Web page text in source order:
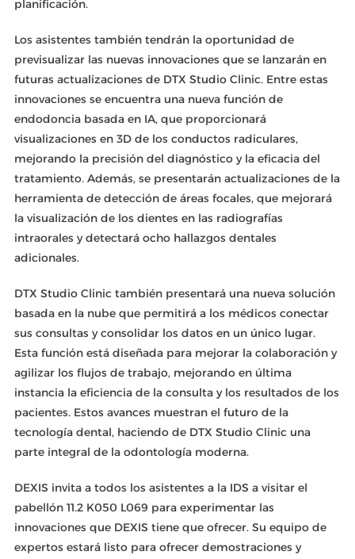
planificación.
Los asistentes también tendrán la oportunidad de
previsualizar las nuevas innovaciones que se lanzarán en
futuras actualizaciones de DTX Studio Clinic. Entre estas
innovaciones se encuentra una nueva función de
endodoncia basada en IA, que proporcionará
visualizaciones en 3D de los conductos radiculares,
mejorando la precisión del diagnóstico y la eficacia del
tratamiento. Además, se presentarán actualizaciones de la
herramienta de detección de áreas focales, que mejorará
la visualización de los dientes en las radiografías
intraorales y detectará ocho hallazgos dentales
adicionales.
DTX Studio Clinic también presentará una nueva solución
basada en la nube que permitirá a los médicos conectar
sus consultas y consolidar los datos en un único lugar.
Esta función está diseñada para mejorar la colaboración y
agilizar los flujos de trabajo, mejorando en última
instancia la eficiencia de la consulta y los resultados de los
pacientes. Estos avances muestran el futuro de la
tecnología dental, haciendo de DTX Studio Clinic una
parte integral de la odontología moderna.
DEXIS invita a todos los asistentes a la IDS a visitar el
pabellón 11.2 K050 L069 para experimentar las
innovaciones que DEXIS tiene que ofrecer. Su equipo de
expertos estará listo para ofrecer demostraciones y